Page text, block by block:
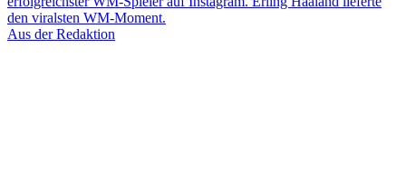
den viralsten WM-Moment.
Aus der Redaktion